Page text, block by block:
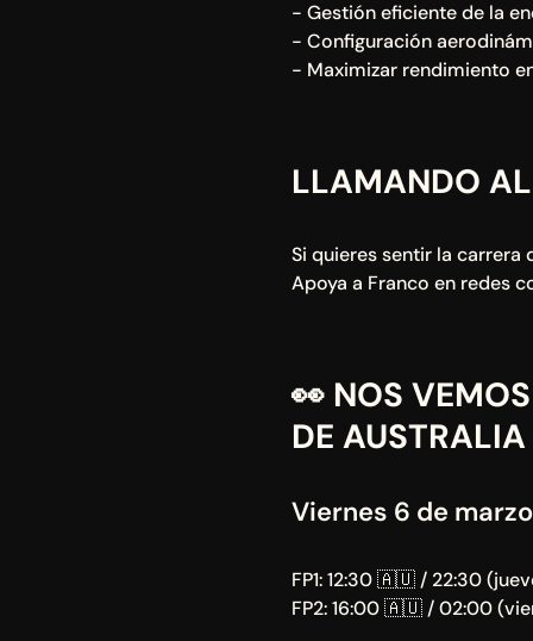
- Gestión eficiente de la
- Configuración
- Maximizar rendimiento
LLAMANDO
Si quieres sentir la
Apoya a Franco en redes
👀 NOS
DE
Viernes 6 de
FP1: 12:30 🇦🇺 / 22:30
FP2: 16:00 🇦🇺 / 02:00